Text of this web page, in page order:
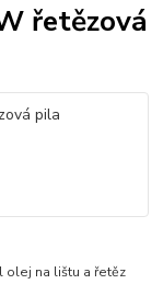
řetězová
olej na lištu a řetěz